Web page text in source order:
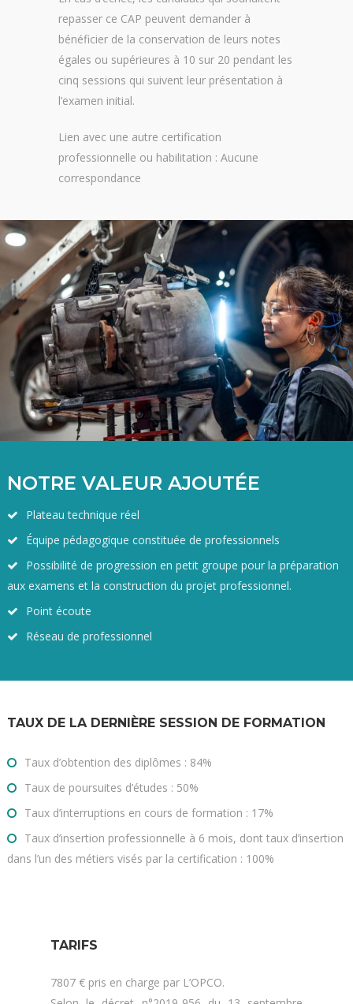
repasser ce CAP peuvent demander à
bénéficier de la conservation de leurs notes
égales ou supérieures à 10 sur 20 pendant les
cinq sessions qui suivent leur présentation à
l’examen initial.
Lien avec une autre certification
professionnelle ou habilitation : Aucune
correspondance
NOTRE VALEUR AJOUTÉE
Plateau technique réel
Équipe pédagogique constituée de professionnels
Possibilité de progression en petit groupe pour la préparation
aux examens et la construction du projet professionnel.
Point écoute
Réseau de professionnel
TAUX DE LA DERNIÈRE SESSION DE FORMATION
Taux d’obtention des diplômes : 84%
Taux de poursuites d’études : 50%
Taux d’interruptions en cours de formation : 17%
Taux d’insertion professionnelle à 6 mois, dont taux d’insertion
dans l’un des métiers visés par la certification : 100%
TARIFS
7807 € pris en charge par L’OPCO.